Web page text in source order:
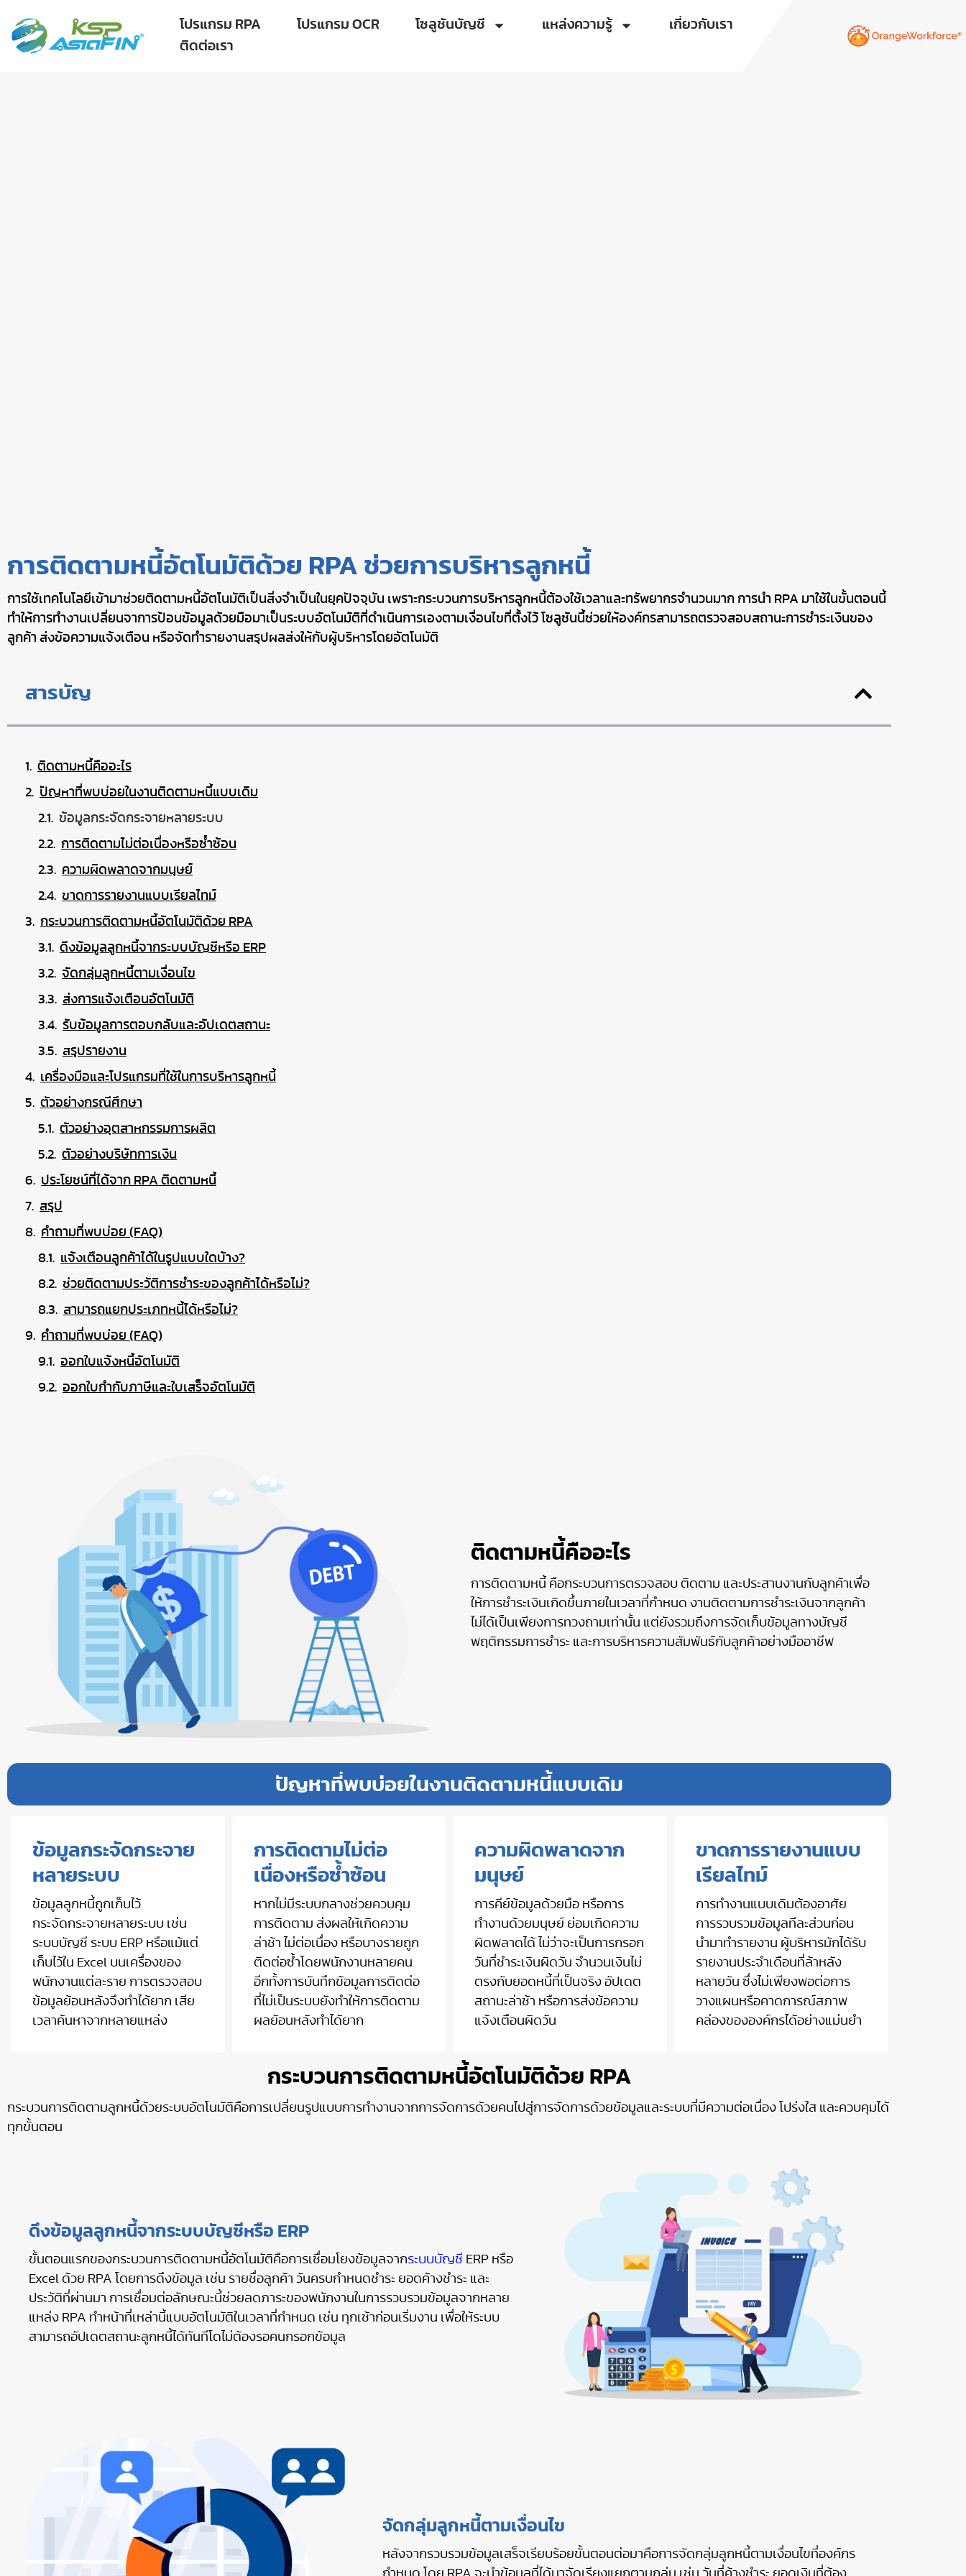
โปรแกรม RPA โปรแกรม OCR โซลูชันบัญชี แหล่งความรู้
เกี่ยวกับเรา
ติดต่อเรา
การติดตามหนี้อัตโนมัติด้วย RPA ช่วยการบริหารลูกหนี้
การใช้เทคโนโลยีเข้ามาช่วยติดตามหนี้อัตโนมัติเป็นสิ่งจำเป็นในยุคปัจจุบัน เพราะกระบวนการบริหารลูกหนี้ต้องใช้เวลาและทรัพยากรจำนวนมาก การนำ RPA มาใช้ในขั้นตอนนี้
ทำให้การทำงานเปลี่ยนจาการป้อนข้อมูลด้วยมือมาเป็นระบบอัตโนมัติที่ดำเนินการเองตามเงื่อนไขที่ตั้งไว้ โซลูชันนี้ช่วยให้องค์กรสามารถตรวจสอบสถานะการชำระเงินของ
ลูกค้า ส่งข้อความแจ้งเตือน หรือจัดทำรายงานสรุปผลส่งให้กับผู้บริหารโดยอัตโนมัติ
สารบัญ
ติดตามหนี้คืออะไร
ปัญหาที่พบบ่อยในงานติดตามหนี้แบบเดิม
ข้อมูลกระจัดกระจายหลายระบบ
การติดตามไม่ต่อเนื่องหรือซ้ำซ้อน
ความผิดพลาดจากมนุษย์
ขาดการรายงานแบบเรียลไทม์
กระบวนการติดตามหนี้อัตโนมัติด้วย RPA
ดึงข้อมูลลูกหนี้จากระบบบัญชีหรือ ERP
จัดกลุ่มลูกหนี้ตามเงื่อนไข
ส่งการแจ้งเตือนอัตโนมัติ
รับข้อมูลการตอบกลับและอัปเดตสถานะ
สรุปรายงาน
เครื่องมือและโปรแกรมที่ใช้ในการบริหารลูกหนี้
ตัวอย่างกรณีศึกษา
ตัวอย่างอุตสาหกรรมการผลิต
ตัวอย่างบริษัทการเงิน
ประโยชน์ที่ได้จาก RPA ติดตามหนี้
สรุป
คำถามที่พบบ่อย (FAQ)
แจ้งเตือนลูกค้าได้ในรูปแบบใดบ้าง?
ช่วยติดตามประวัติการชำระของลูกค้าได้หรือไม่?
สามารถแยกประเภทหนี้ได้หรือไม่?
คำถามที่พบบ่อย (FAQ)
ออกใบแจ้งหนี้อัตโนมัติ
ออกใบกำกับภาษีและใบเสร็จอัตโนมัติ
ติดตามหนี้คืออะไร
การติดตามหนี้ คือกระบวนการตรวจสอบ ติดตาม และประสานงานกับลูกค้าเพื่อ
ให้การชำระเงินเกิดขึ้นภายในเวลาที่กำหนด งานติดตามการชำระเงินจากลูกค้า
ไม่ได้เป็นเพียงการทวงถามเท่านั้น แต่ยังรวมถึงการจัดเก็บข้อมูลทางบัญชี
พฤติกรรมการชำระ และการบริหารความสัมพันธ์กับลูกค้าอย่างมืออาชีพ
ปัญหาที่พบบ่อยในงานติดตามหนี้แบบเดิม
ข้อมูลกระจัดกระจาย
หลายระบบ
ข้อมูลลูกหนี้ถูกเก็บไว้
กระจัดกระจายหลายระบบ เช่น
ระบบบัญชี ระบบ ERP หรือแม้แต่
เก็บไว้ใน Excel บนเครื่องของ
พนักงานแต่ละราย การตรวจสอบ
ข้อมูลย้อนหลังจึงทำได้ยาก เสีย
เวลาค้นหาจากหลายแหล่ง
การติดตามไม่ต่อ
เนื่องหรือซ้ำซ้อน
หากไม่มีระบบกลางช่วยควบคุม
การติดตาม ส่งผลให้เกิดความ
ล่าช้า ไม่ต่อเนื่อง หรือบางรายถูก
ติดต่อซ้ำโดยพนักงานหลายคน
อีกทั้งการบันทึกข้อมูลการติดต่อ
ที่ไม่เป็นระบบยังทำให้การติดตาม
ผลย้อนหลังทำได้ยาก
ความผิดพลาดจาก
มนุษย์
การคีย์ข้อมูลด้วยมือ หรือการ
ทำงานด้วยมนุษย์ ย่อมเกิดความ
ผิดพลาดได้ ไม่ว่าจะเป็นการกรอก
วันที่ชำระเงินผิดวัน จำนวนเงินไม่
ตรงกับยอดหนี้ที่เป็นจริง อัปเดต
สถานะล่าช้า หรือการส่งข้อความ
แจ้งเตือนผิดวัน
ขาดการรายงานแบบ
เรียลไทม์
การทำงานแบบเดิมต้องอาศัย
การรวบรวมข้อมูลทีละส่วนก่อน
นำมาทำรายงาน ผู้บริหารมักได้รับ
รายงานประจำเดือนที่ล้าหลัง
หลายวัน ซึ่งไม่เพียงพอต่อการ
วางแผนหรือคาดการณ์สภาพ
คล่องขององค์กรได้อย่างแม่นยำ
กระบวนการติดตามหนี้อัตโนมัติด้วย RPA
กระบวนการติดตามลูกหนี้ด้วยระบบอัตโนมัติคือการเปลี่ยนรูปแบบการทำงานจากการจัดการด้วยคนไปสู่การจัดการด้วยข้อมูลและระบบที่มีความต่อเนื่อง โปร่งใส และควบคุมได้
ทุกขั้นตอน
ดึงข้อมูลลูกหนี้จากระบบบัญชีหรือ ERP
ขั้นตอนแรกของกระบวนการติดตามหนี้อัตโนมัติคือการเชื่อมโยงข้อมูลจากระบบบัญชี ERP หรือ
Excel ด้วย RPA โดยการดึงข้อมูล เช่น รายชื่อลูกค้า วันครบกำหนดชำระ ยอดค้างชำระ และ
ประวัติที่ผ่านมา การเชื่อมต่อลักษณะนี้ช่วยลดภาระของพนักงานในการรวบรวมข้อมูลจากหลาย
แหล่ง RPA ทำหน้าที่เหล่านี้แบบอัตโนมัติในเวลาที่กำหนด เช่น ทุกเช้าก่อนเริ่มงาน เพื่อให้ระบบ
สามารถอัปเดตสถานะลูกหนี้ได้ทันทีโดไม่ต้องรอคนกรอกข้อมูล
จัดกลุ่มลูกหนี้ตามเงื่อนไข
หลังจากรวบรวมข้อมูลเสร็จเรียบร้อยขั้นตอนต่อมาคือการจัดกลุ่มลูกหนี้ตามเงื่อนไขที่องค์กร